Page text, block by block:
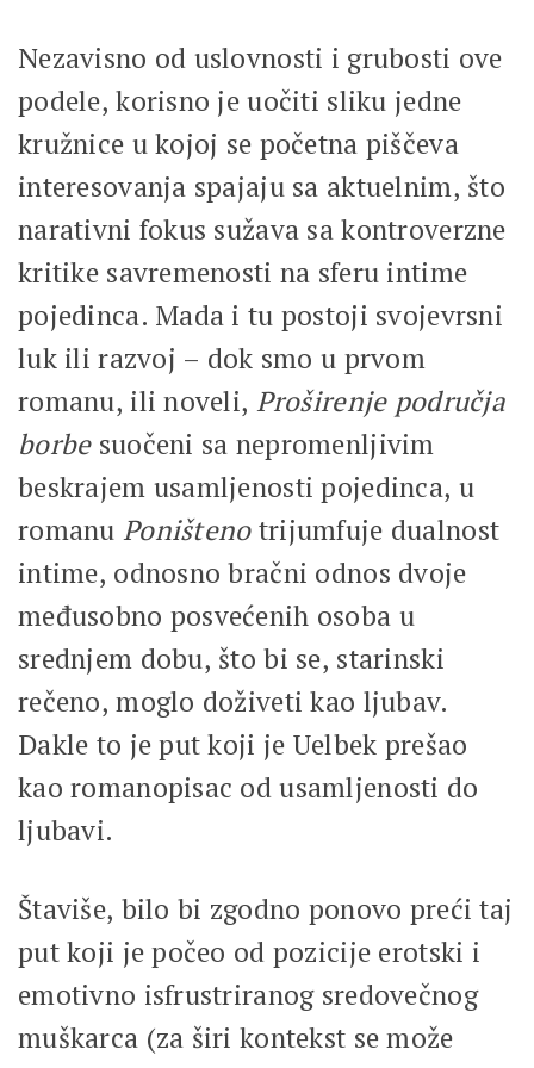
Nezavisno od uslovnosti i grubosti ove
podele, korisno je uočiti sliku jedne
kružnice u kojoj se početna piščeva
interesovanja spajaju sa aktuelnim, što
narativni fokus sužava sa kontroverzne
kritike savremenosti na sferu intime
pojedinca. Mada i tu postoji svojevrsni
luk ili razvoj – dok smo u prvom
romanu, ili noveli, Proširenje područja
borbesuočeni sa nepromenljivim
beskrajem usamljenosti pojedinca, u
romanu Poništenotrijumfuje dualnost
intime, odnosno bračni odnos dvoje
međusobno posvećenih osoba u
srednjem dobu, što bi se, starinski
rečeno, moglo doživeti kao ljubav.
Dakle to je put koji je Uelbek prešao
kao romanopisac od usamljenosti do
ljubavi.
Štaviše, bilo bi zgodno ponovo preći taj
put koji je počeo od pozicije erotski i
emotivno isfrustriranog sredovečnog
muškarca (za širi kontekst se može